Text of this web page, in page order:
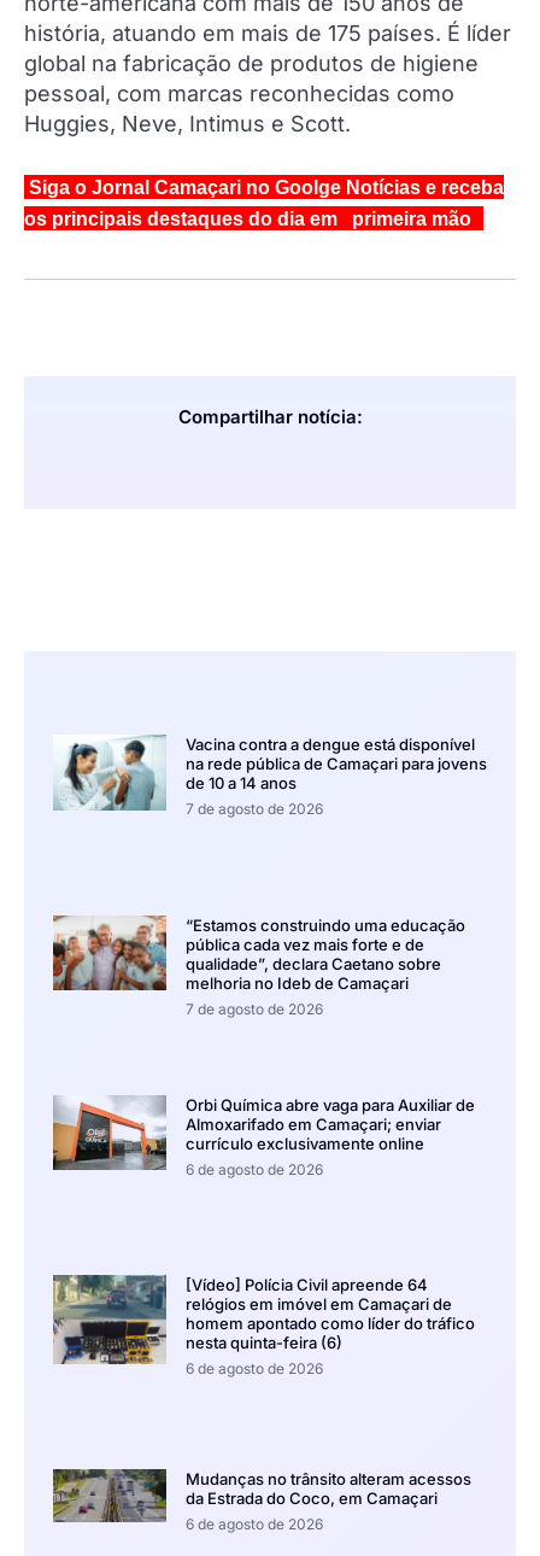
história, atuando em mais de 175 países. É líder
global na fabricação de produtos de higiene
pessoal, com marcas reconhecidas como
Huggies, Neve, Intimus e Scott.
Siga o Jornal Camaçari no Goolge Notícias e receba
os principais destaques do dia em primeira mão
Compartilhar notícia:
Vacina contra a dengue está disponível
na rede pública de Camaçari para jovens
de 10 a 14 anos
7 de agosto de 2026
“Estamos construindo uma educação
pública cada vez mais forte e de
qualidade”, declara Caetano sobre
melhoria no Ideb de Camaçari
7 de agosto de 2026
Orbi Química abre vaga para Auxiliar de
Almoxarifado em Camaçari; enviar
currículo exclusivamente online
6 de agosto de 2026
[Vídeo] Polícia Civil apreende 64
relógios em imóvel em Camaçari de
homem apontado como líder do tráfico
nesta quinta-feira (6)
6 de agosto de 2026
Mudanças no trânsito alteram acessos
da Estrada do Coco, em Camaçari
6 de agosto de 2026